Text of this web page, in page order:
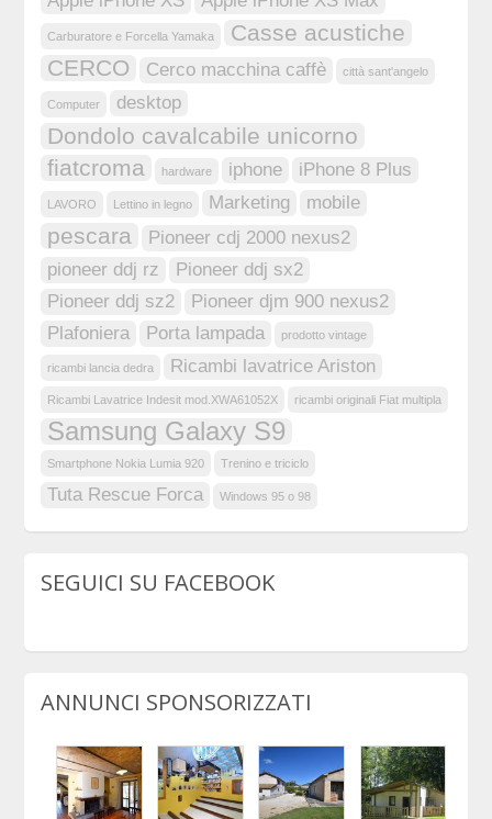
Carburatore e Forcella Yamaka
Casse acustiche
CERCO
Cerco macchina caffè città sant'angelo
Computer desktop
Dondolo cavalcabile unicorno
fiatcroma
hardware iphone iPhone 8 Plus
LAVORO Lettino in legno Marketing mobile
pescara
Pioneer cdj 2000 nexus2
pioneer ddj rz
Pioneer ddj sx2
Pioneer ddj sz2
Pioneer djm 900 nexus2
Plafoniera
Porta lampada prodotto vintage
ricambi lancia dedra Ricambi lavatrice Ariston
Ricambi Lavatrice Indesit mod.XWA61052X ricambi originali Fiat multipla
Samsung Galaxy S9
Smartphone Nokia Lumia 920 Trenino e triciclo
Tuta Rescue Forca Windows 95 o 98
SEGUICI SU FACEBOOK
ANNUNCI SPONSORIZZATI